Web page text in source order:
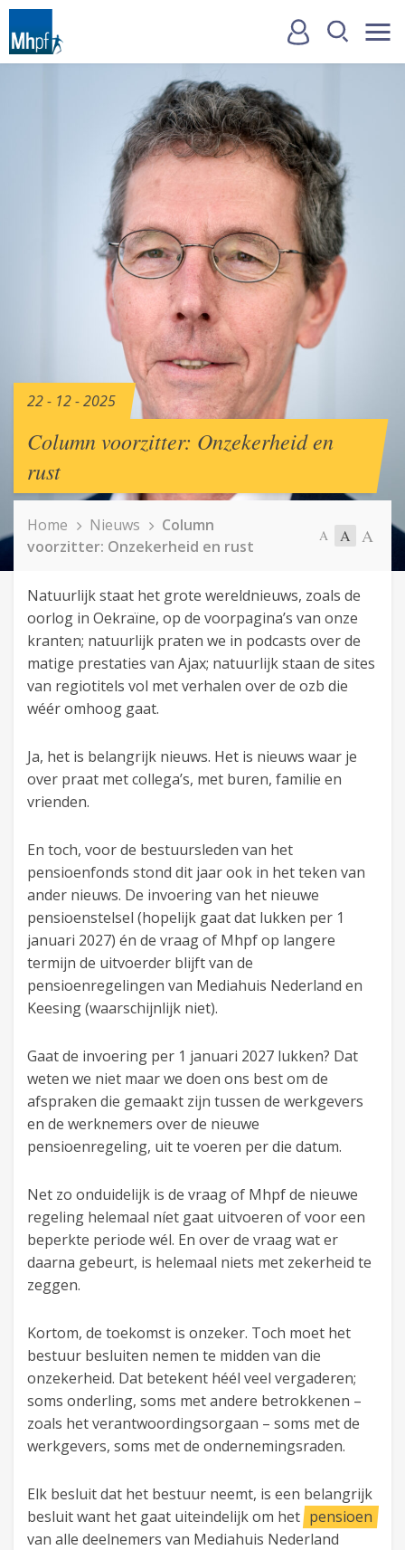
22 - 12 - 2025
Column voorzitter: Onzekerheid en
rust
Home Nieuws
Column
voorzitter: Onzekerheid en rust
A A A
Natuurlijk staat het grote wereldnieuws, zoals de
oorlog in Oekraïne, op de voorpagina’s van onze
kranten; natuurlijk praten we in podcasts over de
matige prestaties van Ajax; natuurlijk staan de sites
van regiotitels vol met verhalen over de ozb die
wéér omhoog gaat.
Ja, het is belangrijk nieuws. Het is nieuws waar je
over praat met collega’s, met buren, familie en
vrienden.
En toch, voor de bestuursleden van het
pensioenfonds stond dit jaar ook in het teken van
ander nieuws. De invoering van het nieuwe
pensioenstelsel (hopelijk gaat dat lukken per 1
januari 2027) én de vraag of Mhpf op langere
termijn de uitvoerder blijft van de
pensioenregelingen van Mediahuis Nederland en
Keesing (waarschijnlijk niet).
Gaat de invoering per 1 januari 2027 lukken? Dat
weten we niet maar we doen ons best om de
afspraken die gemaakt zijn tussen de werkgevers
en de werknemers over de nieuwe
pensioenregeling, uit te voeren per die datum.
Net zo onduidelijk is de vraag of Mhpf de nieuwe
regeling helemaal níet gaat uitvoeren of voor een
beperkte periode wél. En over de vraag wat er
daarna gebeurt, is helemaal niets met zekerheid te
zeggen.
Kortom, de toekomst is onzeker. Toch moet het
bestuur besluiten nemen te midden van die
onzekerheid. Dat betekent héél veel vergaderen;
soms onderling, soms met andere betrokkenen –
zoals het verantwoordingsorgaan – soms met de
werkgevers, soms met de ondernemingsraden.
Elk besluit dat het bestuur neemt, is een belangrijk
besluit want het gaat uiteindelijk om het pensioen
van alle deelnemers van Mediahuis Nederland